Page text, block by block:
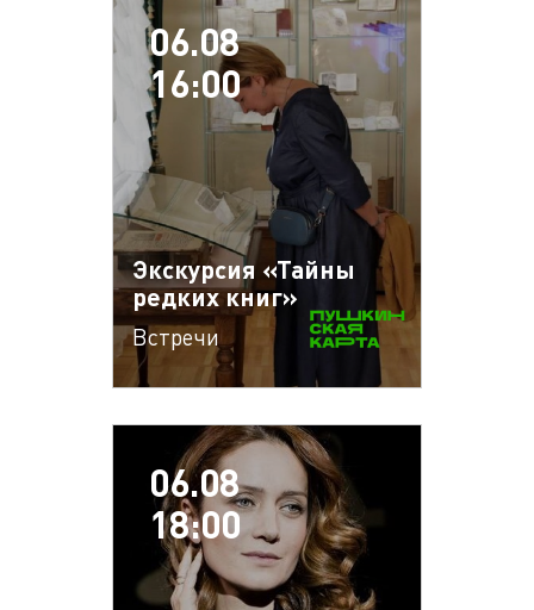
06.08
16:00
Экскурсия «Тайны
редких книг»
Встречи
06.08
18:00